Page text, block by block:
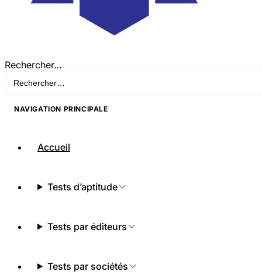
Rechercher…
NAVIGATION PRINCIPALE
Accueil
Tests d’aptitude
Tests par éditeurs
Tests par sociétés